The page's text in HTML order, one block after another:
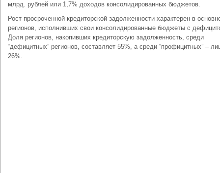
млрд. рублей или 1,7% доходов консолидированных бюджетов.
Рост просроченной кредиторской задолженности характерен в
регионов, исполнивших свои консолидированные бюджеты с
Доля регионов, накопивших кредиторскую задолженность, среди
“дефицитных” регионов, составляет 55%, а среди “профицитных” –
26%.